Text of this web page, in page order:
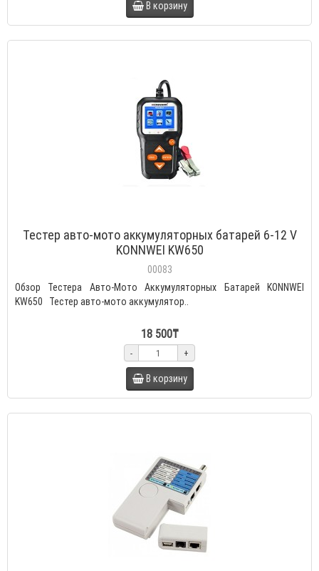
В корзину
Тестер авто-мото аккумуляторных батарей 6-12 V
KONNWEI KW650
00083
Обзор Тестера Авто-Мото Аккумуляторных Батарей KONNWEI
KW650 Тестер авто-мото аккумулятор..
18 500₸
- +
В корзину